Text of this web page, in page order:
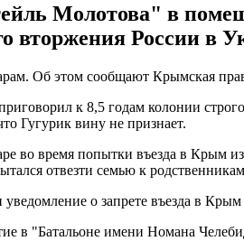
Молотова" в
вторжения России в
Об этом сообщают Крымская
к 8,5 годам колонии
Гугурик вину не признает.
во время попытки въезда в Крым
отвезти семью к
о запрете въезда в Крым
в "Батальоне имени Номана